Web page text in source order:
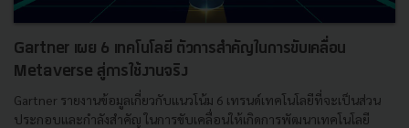
Gartner เผย 6 เทคโนโลยี ตัวการสำคัญในการขับเคลื่อน
Metaverse สู่การใช้งานจริง
Gartner รายงานข้อมูลเกี่ยวกับแนวโน้ม 6 เทรนด์เทคโนโลยีที่จะเป็นส่วน
ประกอบและกำลังสำคัญ ในการขับเคลื่อนให้เกิดการพัฒนาเทคโนโลยี